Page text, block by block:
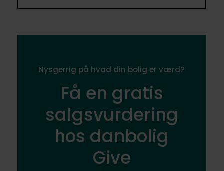
Nysgerrig på hvad din bolig er værd?
Få en gratis
salgsvurdering
hos danbolig
Give